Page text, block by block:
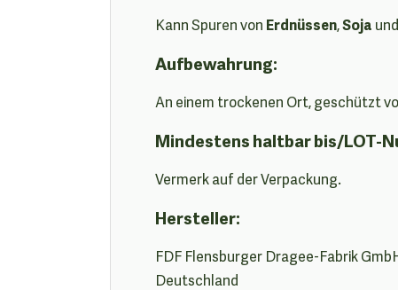
Kann Spuren von Erdnüssen,Soja und
Aufbewahrung:
An einem trockenen Ort, geschützt
Mindestens haltbar bis/LOT-
Vermerk auf der Verpackung.
Hersteller:
FDF Flensburger Dragee-Fabrik
Deutschland